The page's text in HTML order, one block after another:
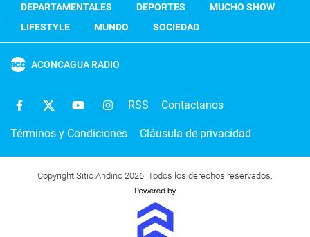
DEPARTAMENTALES
DEPORTES
MUCHO SHOW
LIFESTYLE
MUNDO SOCIEDAD
ACONCAGUA RADIO
RSS Contactanos
Términos y Condiciones Cláusula de privacidad
Copyright Sitio Andino 2026. Todos los derechos reservados.